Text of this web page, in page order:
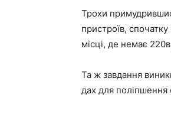
Трохи
пристроїв,
місці, де немає
Та ж завдання
дах для поліпшення